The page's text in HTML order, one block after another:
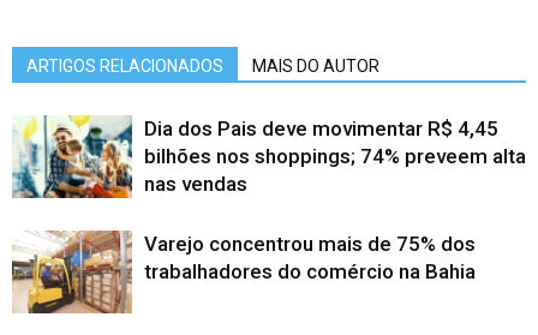
ARTIGOS RELACIONADOS MAIS DO AUTOR
Dia dos Pais deve movimentar R$ 4,45
bilhões nos shoppings; 74% preveem alta
nas vendas
Varejo concentrou mais de 75% dos
trabalhadores do comércio na Bahia